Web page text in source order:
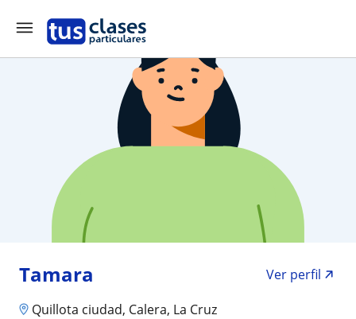
Tamara
Ver perfil
Quillota ciudad, Calera, La Cruz